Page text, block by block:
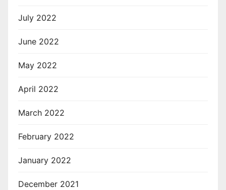
July 2022
June 2022
May 2022
April 2022
March 2022
February 2022
January 2022
December 2021